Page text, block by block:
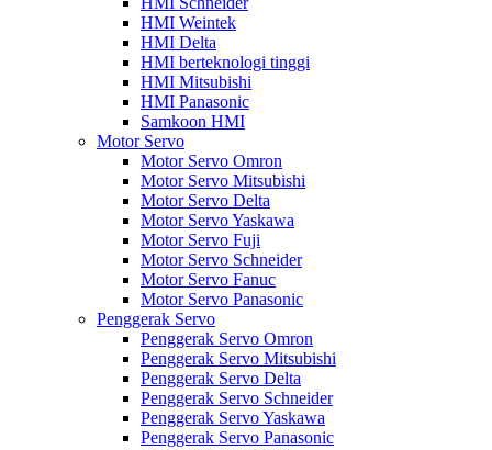
HMI Weintek
HMI Delta
HMI berteknologi tinggi
HMI Mitsubishi
HMI Panasonic
Samkoon HMI
Motor Servo
Motor Servo Omron
Motor Servo Mitsubishi
Motor Servo Delta
Motor Servo Yaskawa
Motor Servo Fuji
Motor Servo Schneider
Motor Servo Fanuc
Motor Servo Panasonic
Penggerak Servo
Penggerak Servo Omron
Penggerak Servo Mitsubishi
Penggerak Servo Delta
Penggerak Servo Schneider
Penggerak Servo Yaskawa
Penggerak Servo Panasonic